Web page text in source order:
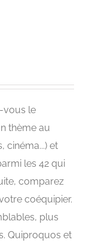
vous le
thème au
cinéma...) et
les 42 qui
comparez
coéquipier.
plus
Quiproquos et